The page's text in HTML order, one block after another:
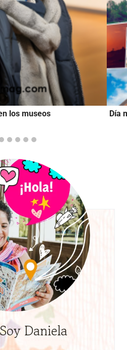
los museos Día
Daniela